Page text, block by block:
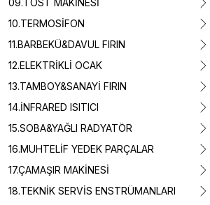
09.TOST MAKİNESİ
10.TERMOSİFON
11.BARBEKÜ&DAVUL FIRIN
12.ELEKTRİKLİ OCAK
13.TAMBOY&SANAYİ FIRIN
14.İNFRARED ISITICI
15.SOBA&YAĞLI RADYATÖR
16.MUHTELİF YEDEK PARÇALAR
17.ÇAMAŞIR MAKİNESİ
18.TEKNİK SERVİS ENSTRÜMANLARI